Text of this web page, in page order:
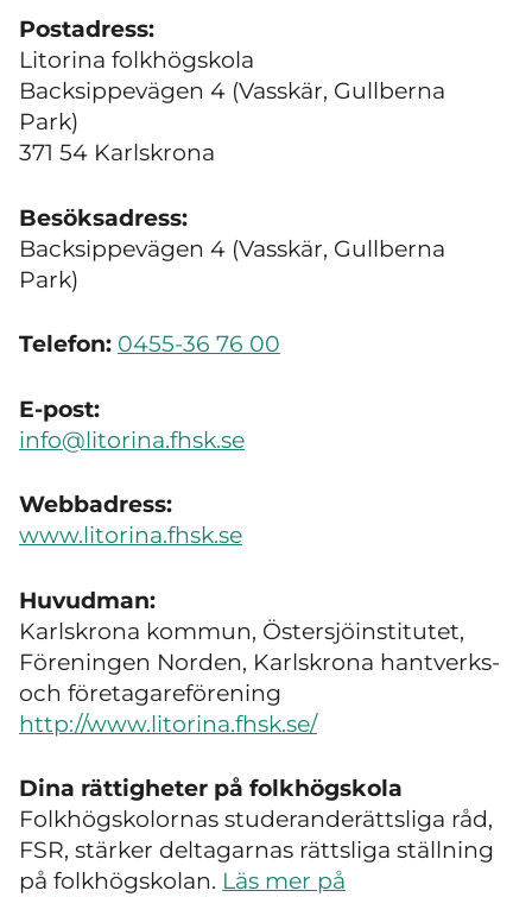
Postadress:
Litorina folkhögskola
Backsippevägen 4 (Vasskär, Gullberna
Park)
371 54 Karlskrona
Besöksadress:
Backsippevägen 4 (Vasskär, Gullberna
Park)
Telefon: 0455-36 76 00
E-post:
info@litorina.fhsk.se
Webbadress:
www.litorina.fhsk.se
Huvudman:
Karlskrona kommun, Östersjöinstitutet,
Föreningen Norden, Karlskrona hantverks-
och företagareförening
http://www.litorina.fhsk.se/
Dina rättigheter på folkhögskola
Folkhögskolornas studeranderättsliga råd,
FSR, stärker deltagarnas rättsliga ställning
på folkhögskolan. Läs mer på